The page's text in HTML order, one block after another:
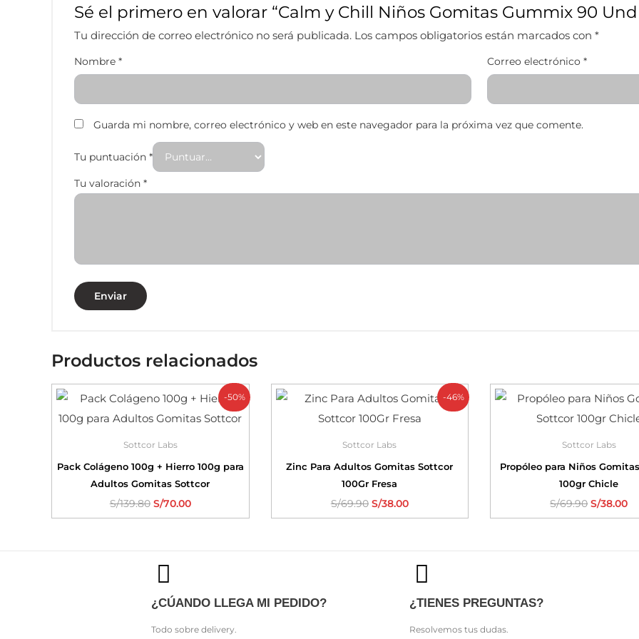
Sé el primero en valorar “Calm y Chill Niños Gomitas Gummix 90 Und
Tu dirección de correo electrónico no será publicada. Los campos obligatorios están marcados con *
Nombre * Correo electrónico*
Guarda mi nombre, correo electrónico y web en este navegador para la próxima vez que comente.
Tu puntuación *
Tu valoración *
Productos relacionados
-50%
Sottcor Labs
Pack Colágeno 100g + Hierro 100g para
Adultos Gomitas Sottcor
S/139.80 S/70.00
-46%
Sottcor Labs
Zinc Para Adultos Gomitas Sottcor
100Gr Fresa
S/69.90 S/38.00
Sottcor Labs
Propóleo para Niños
100gr Chicle
S/69.90 S/38.00
¿CÚANDO LLEGA MI PEDIDO?
Todo sobre delivery.
¿TIENES PREGUNTAS?
Resolvemos tus dudas.